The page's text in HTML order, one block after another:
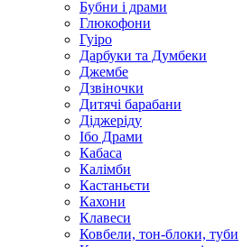
Бубни і драми
Глюкофони
Гуіро
Дарбуки та Думбеки
Джембе
Дзвіночки
Дитячі барабани
Діджеріду
Ібо Драми
Кабаса
Калімби
Кастаньєти
Кахони
Клавеси
Ковбели, тон-блоки, туби